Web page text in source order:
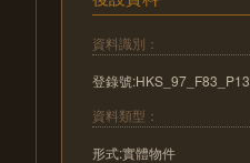
資料識別：
登錄號:HKS_97_F83_P13
資料類型：
形式:實體物件